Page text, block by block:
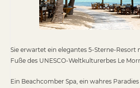
Sie erwartet ein elegantes 5-Sterne-Resort
Fuße des UNESCO-Weltkulturerbes Le
Ein Beachcomber Spa, ein wahres